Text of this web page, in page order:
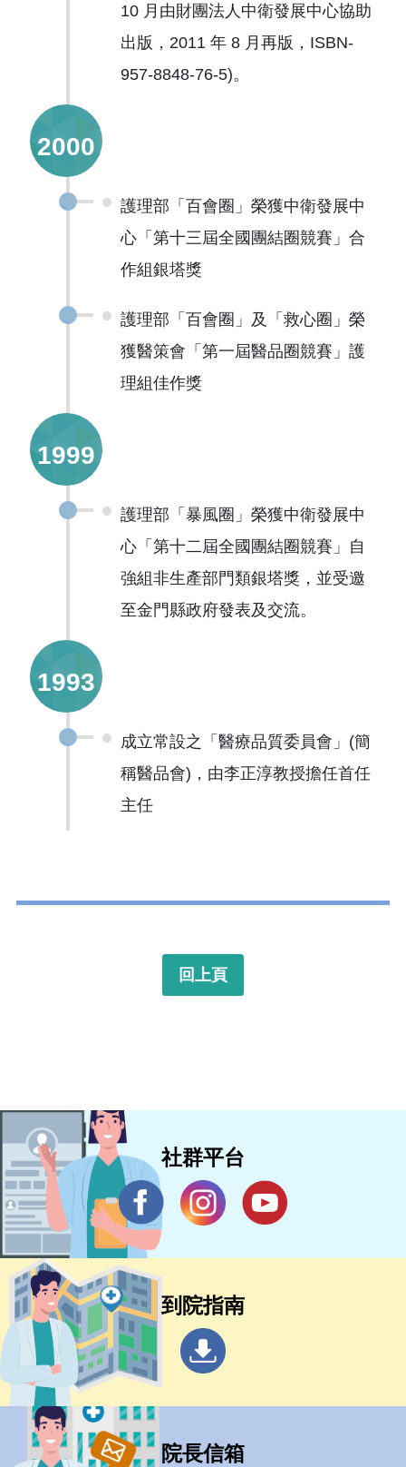
10 月由財團法人中衛發展中心協助
出版，2011 年 8 月再版，ISBN-
957-8848-76-5)。
2000
護理部「百會圈」榮獲中衛發展中
心「第十三屆全國團結圈競賽」合
作組銀塔獎
護理部「百會圈」及「救心圈」榮
獲醫策會「第一屆醫品圈競賽」護
理組佳作獎
1999
護理部「暴風圈」榮獲中衛發展中
心「第十二屆全國團結圈競賽」自
強組非生產部門類銀塔獎，並受邀
至金門縣政府發表及交流。
1993
成立常設之「醫療品質委員會」(簡
稱醫品會)，由李正淳教授擔任首任
主任
回上頁
社群平台
到院指南
院長信箱